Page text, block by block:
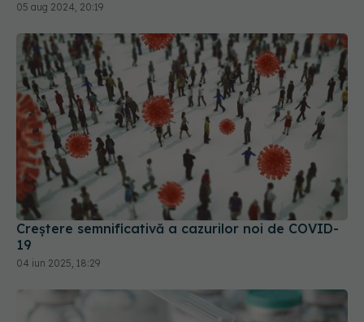
05 aug 2024, 20:19
Creștere semnificativă a cazurilor noi de COVID-
19
04 iun 2025, 18:29